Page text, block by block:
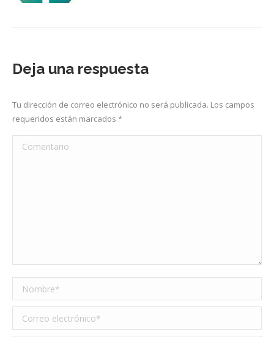
Deja una respuesta
Tu dirección de correo electrónico no será publicada. Los campos
requeridos están marcados *
Comentario
Nombre *
Correo electrónico *